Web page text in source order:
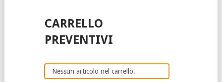
CARRELLO
PREVENTIVI
Nessun articolo nel carrello.